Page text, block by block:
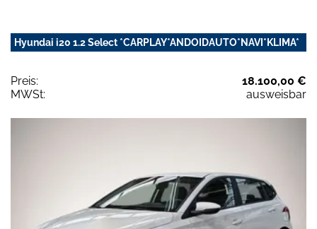
Hyundai i20 1.2 Select *CARPLAY*ANDOIDAUTO*NAVI*KLIMA*
Preis:
18.100,00 €
MWSt:
ausweisbar